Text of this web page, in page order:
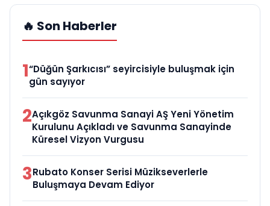
🔥 Son Haberler
1“Düğün Şarkıcısı” seyircisiyle buluşmak için
gün sayıyor
2Açıkgöz Savunma Sanayi AŞ Yeni Yönetim
Kurulunu Açıkladı ve Savunma Sanayinde
Küresel Vizyon Vurgusu
3Rubato Konser Serisi Müzikseverlerle
Buluşmaya Devam Ediyor